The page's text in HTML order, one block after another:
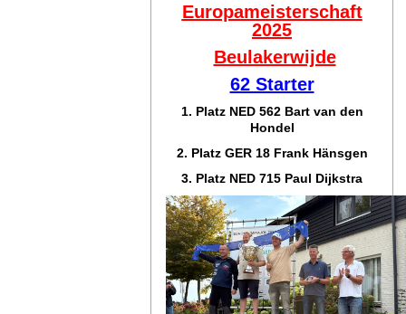
Europameisterschaft
2025
Beulakerwijde
62 Starter
1. Platz NED 562 Bart van den
Hondel
2. Platz GER 18 Frank Hänsgen
3. Platz NED 715 Paul Dijkstra